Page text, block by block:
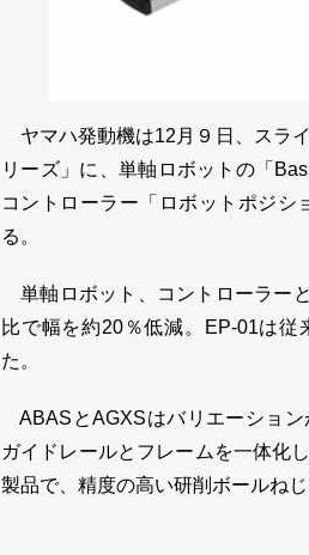
ヤマハ発動機は12月９日、スラ
リーズ」に、単軸ロボットの「
コントローラー「ロボットポジシ
る。
単軸ロボット、コントローラー
比で幅を約20％低減。EP-01は
た。
ABASとAGXSはバリエーション
ガイドレールとフレームを一体化
製品で、精度の高い研削ボールねじ